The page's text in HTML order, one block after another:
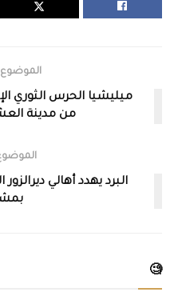
الموضوع
ميليشيا الحرس الثوري
من مدينة
الموضوع
البرد يهدد أهالي
🧐